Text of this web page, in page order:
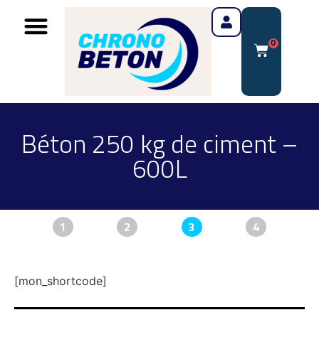
0
Béton 250 kg de ciment –
600L
1 2 3 4
[mon_shortcode]